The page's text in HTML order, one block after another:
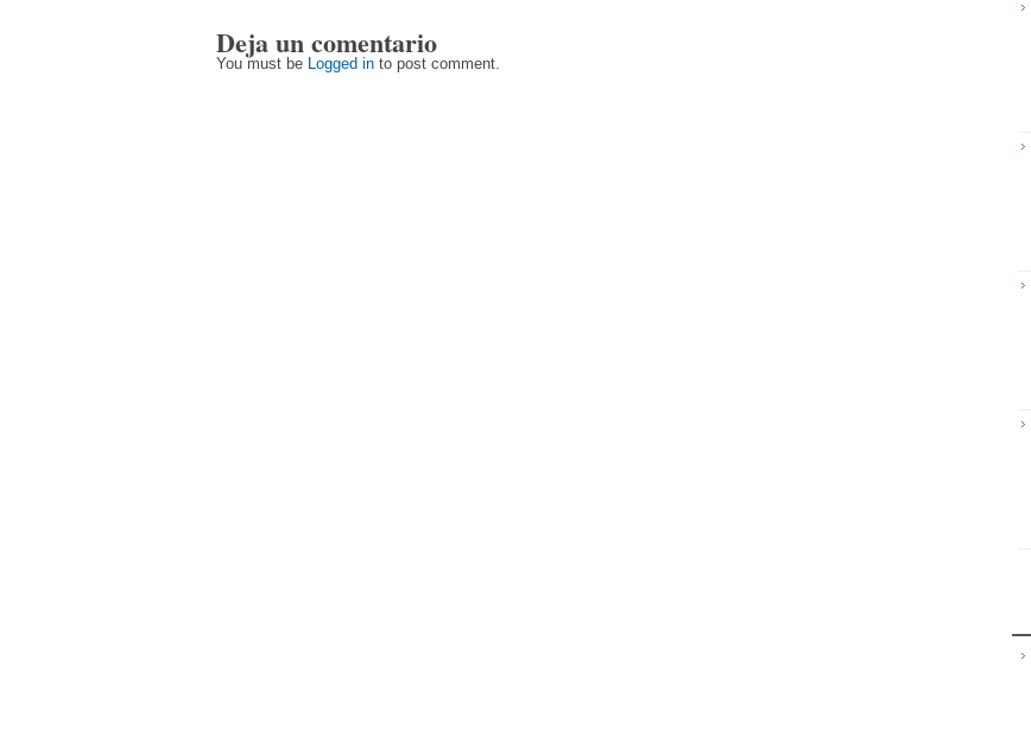
Deja un comentario
You must be Logged in to post comment.